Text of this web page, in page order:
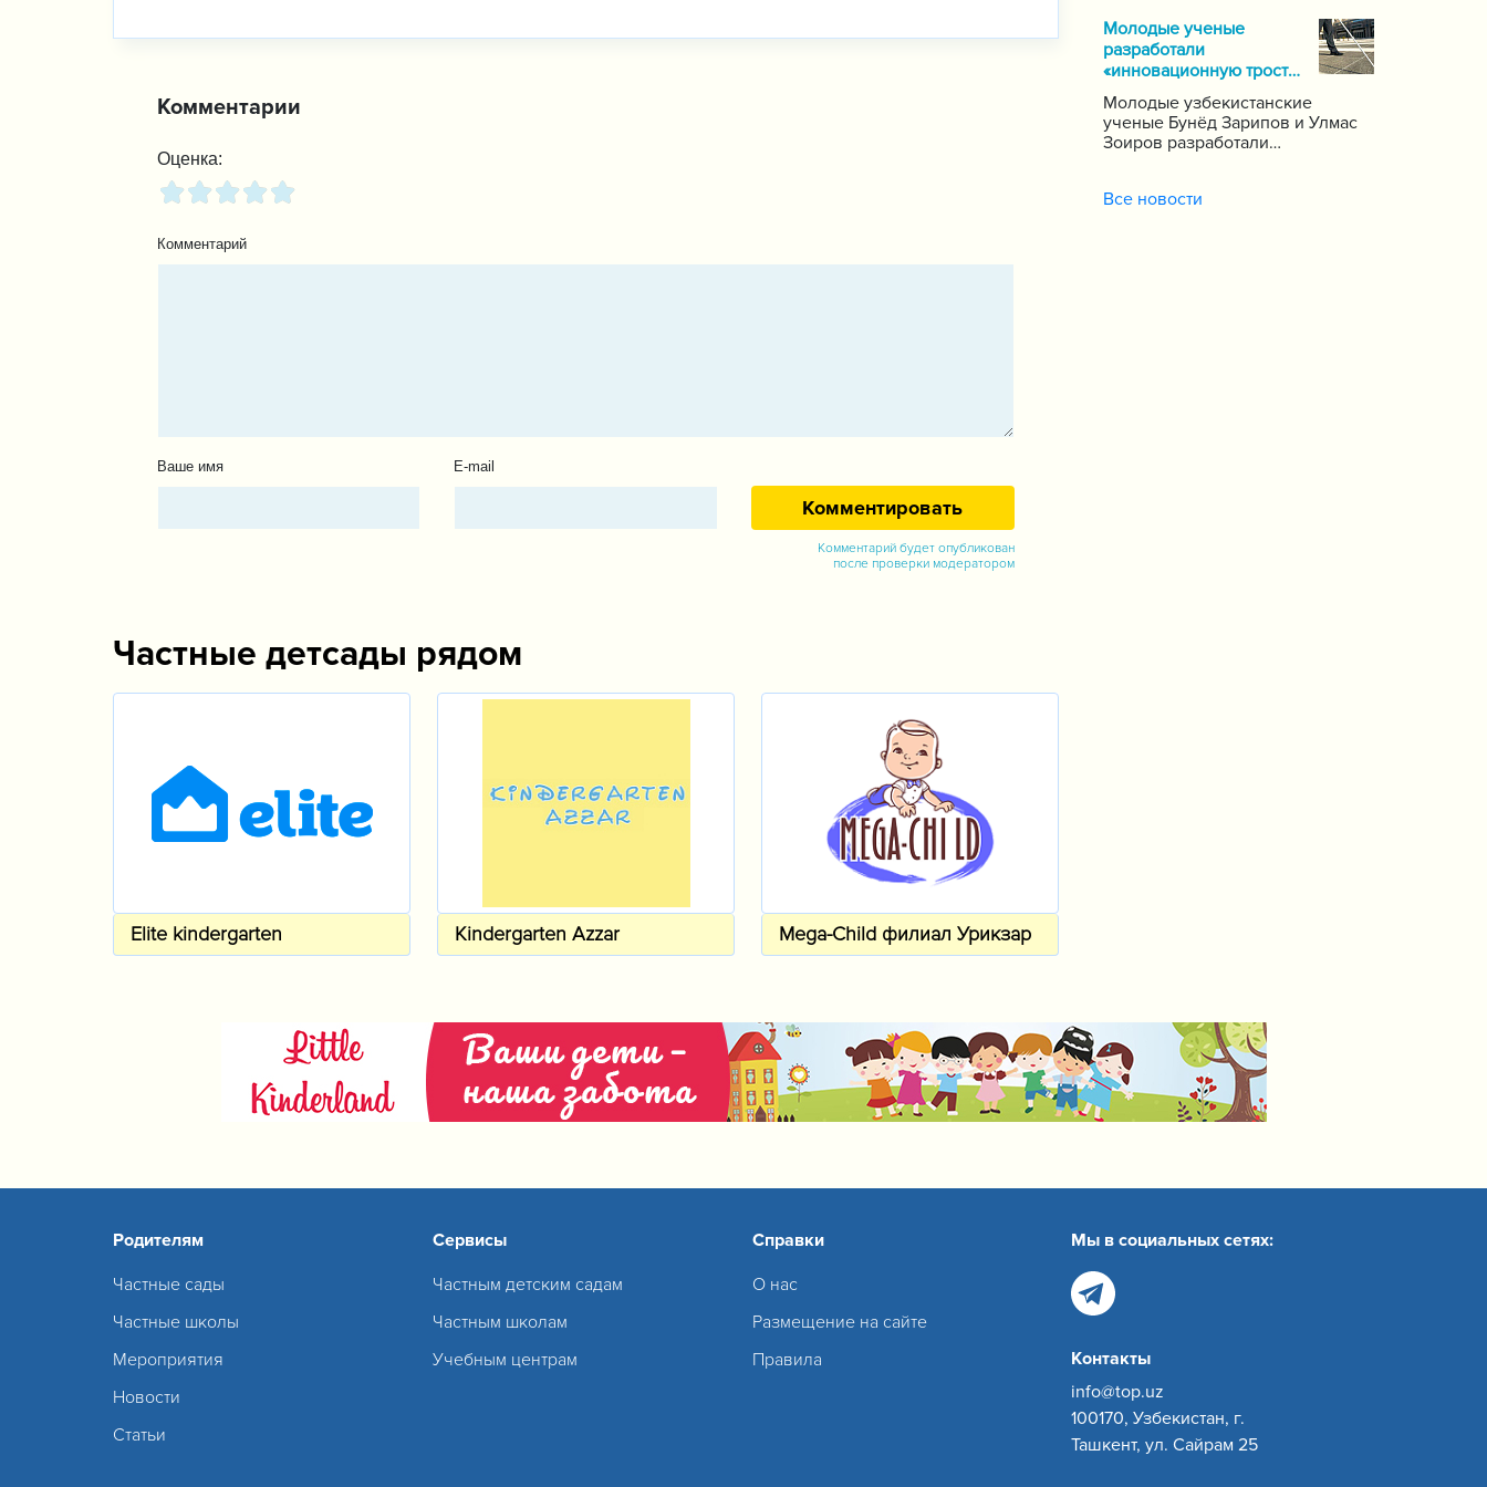
Комментарии
Оценка:
Комментарий
Ваше имя E-mail
Комментарий будет опубликован
после проверки модератором
Частные детсады рядом
Elite kindergarten Kindergarten Azzar Mega-Child филиал Урикзар
почти 1000 школ по стране,
сообщает пресс-служба
Государственной инспекции по
надзору за качеством
образования при Кабинете
Министров Республики
Узбекистан.
Молодые ученые
разработали
«инновационную трость»
для слепых
Молодые узбекистанские
ученые Бунёд Зарипов и Улмас
Зоиров разработали
слуха.
Все новости
Родителям
Частные сады
Частные школы
Мероприятия
Новости
Статьи
Сервисы
Частным детским садам
Частным школам
Учебным центрам
Справки
О нас
Размещение на сайте
Правила
Мы в социальных сетях:
Контакты
info@top.uz
100170, Узбекистан, г.
Ташкент, ул. Сайрам 25